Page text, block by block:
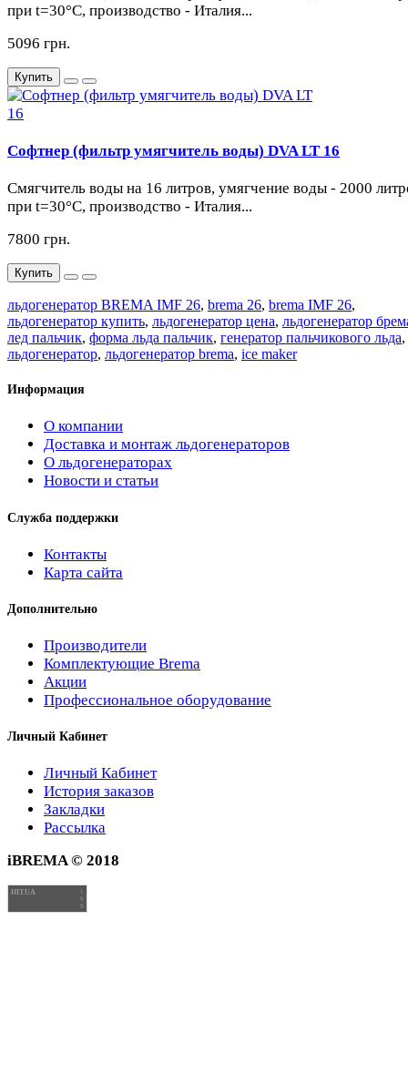
при t=30°С, производство - Италия...
5096 грн.
Купить
Софтнер (фильтр умягчитель воды) DVA LT 16
Cмягчитель воды на 16 литров, умягчение воды - 2000
при t=30°С, производство - Италия...
7800 грн.
Купить
льдогенератор BREMA IMF 26, brema 26, brema IMF 26,
льдогенератор купить, льдогенератор цена, льдогенератор
лед пальчик, форма льда пальчик, генератор пальчикового льда,
льдогенератор, льдогенератор brema, ice maker
Информация
О компании
Доставка и монтаж льдогенераторов
О льдогенераторах
Новости и статьи
Служба поддержки
Контакты
Карта сайта
Дополнительно
Производители
Комплектующие Brema
Акции
Профессиональное оборудование
Личный Кабинет
Личный Кабинет
История заказов
Закладки
Рассылка
iBREMA © 2018
HIT.UA
9
9